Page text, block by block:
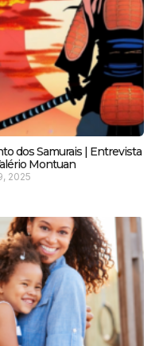
dos Samurais | Entrevista
Montuan
2025